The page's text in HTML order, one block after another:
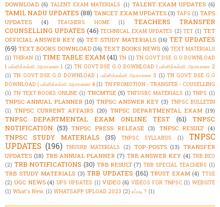
DOWNLOAD (6) TALENT EXAM MATERIALS (1) TALENT EXAM UPDATES (6)
TAMIL NADU UPDATES (88) TANCET EXAM UPDATES (3) TAPS (1) TAPS
UPDATES
(4) TEACHERS HOME (1)
TEACHERS TRANSFER
COUNSELLING UPDATES (46) TECHNICAL EXAM UPDATES (2) TET (1) TET
OFFICIAL ANSWER KEY (6) TET STUDY MATERIALS (16) TET UPDATES
(69) TEXT BOOKS DOWNLOAD (16) TEXT BOOKS NEWS (6) TEXT MATERIALS
(1) THIRAN (1) TIME TABLE EXAM (41) TN (1) TN GOVT DSE G.O DOWNLOAD
| பள்ளிக்கல்வி அரசாணை 1 (2) TN GOVT DSE G.O DOWNLOAD | பள்ளிக்கல்வி அரசாணை 2
(1) TN GOVT DSE G.O DOWNLOAD | பள்ளிக்கல்வி அரசாணை 3 (1) TN GOVT DSE G.O
DOWNLOAD | பள்ளிக்கல்வி அரசாணை 4 (1) TN PROMOTION - TRANSFER - COUSELLING
(1) TN TEXT BOOKS ONLINE (1) TNCMTSE (5) TNFUSRC MATERIALS (1) TNPS (1)
TNPSC ANNUAL PLANNER (10) TNPSC ANSWER KEY (3) TNPSC BULLETIN
(1) TNPSC CURRENT AFFAIRS (20) TNPSC DEPARTMENTAL EXAM (19)
TNPSC DEPARTMENTAL EXAM ONLINE TEST (61)
TNPSC
NOTIFICATION (53) TNPSC PRESS RELEASE (3) TNPSC RESULT (4)
TNPSC STUDY MATERIALS (35) TNPSC SYLLABUS (1)
TNPSC
UPDATES (196) TNUSRB MATERIALS (2) TOP-POSTS (13) TRANSFER
UPDATES (18) TRB ANNUAL PLANNER (7) TRB ANSWER KEY (4) TRB BEO
(2) TRB NOTIFICATIONS (30) TRB RESULT (7) TRB SPECIAL TEACHERS (1)
TRB STUDY MATERIALS (3) TRB UPDATES (161) TRUST EXAM (4) TTSE
(2) UGC NEWS (4) UPS UPDATES (1) VIDEO (6) VIDEOS FOR TNPSC (1) WEBSITE
(1) What's New. (1) WHATSAPP UPLOAD 2023 (2) எப்படி ? (1)